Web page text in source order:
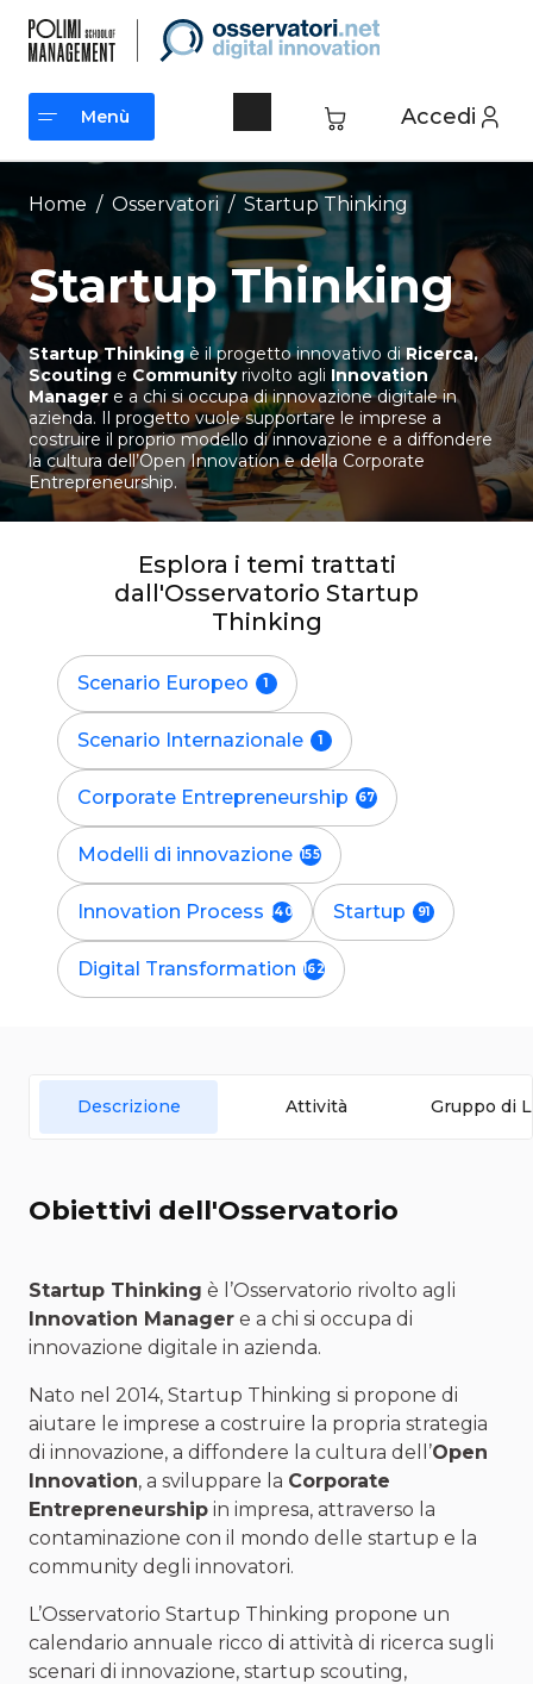
contenuto
Accedi
Menù
Menù
Home / Osservatori/ Startup Thinking
Startup Thinking
Startup Thinkingè il progetto innovativo diRicerca,
Scouting e Communityrivolto agli Innovation
Manager e a chi si occupa di innovazione digitale in
azienda. Il progetto vuole supportare le imprese a
costruire il proprio modello di innovazione e a diffondere
la cultura dell’Open Innovation e della Corporate
Entrepreneurship.
Esplora i temi trattati
dall'Osservatorio Startup
Thinking
Scenario Europeo
Scenario Internazionale
Corporate Entrepreneurship
Modelli di innovazione
Innovation Process Startup
Digital Transformation
Descrizione Attività Gruppo di
Obiettivi dell'Osservatorio
Startup Thinking è l’Osservatorio rivolto agli
Innovation Manager e a chi si occupa di
innovazione digitale in azienda.
Nato nel 2014, Startup Thinking si propone di
aiutare le imprese a costruire la propria strategia
di innovazione, a diffondere la cultura dell’Open
Innovation, a sviluppare la Corporate
Entrepreneurship in impresa, attraverso la
contaminazione con il mondo delle startup e la
community degli innovatori.
L’Osservatorio Startup Thinking propone un
calendario annuale ricco di attività di ricerca sugli
scenari di innovazione, startup scouting,